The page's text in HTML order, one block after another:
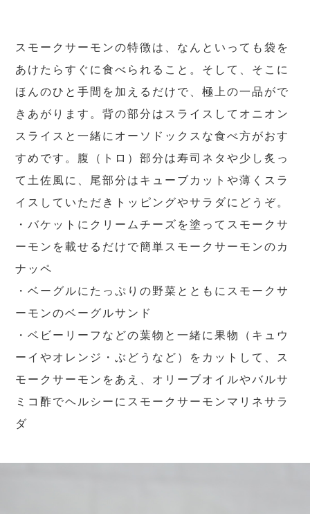
スモークサーモンの特徴は、なんといっても袋を
あけたらすぐに食べられること。そして、そこに
ほんのひと手間を加えるだけで、極上の一品がで
きあがります。背の部分はスライスしてオニオン
スライスと一緒にオーソドックスな食べ方がおす
すめです。腹（トロ）部分は寿司ネタや少し炙っ
て土佐風に、尾部分はキューブカットや薄くスラ
イスしていただきトッピングやサラダにどうぞ。
・バケットにクリームチーズを塗ってスモークサ
ーモンを載せるだけで簡単スモークサーモンのカ
ナッペ
・ベーグルにたっぷりの野菜とともにスモークサ
ーモンのベーグルサンド
・ベビーリーフなどの葉物と一緒に果物（キュウ
ーイやオレンジ・ぶどうなど）をカットして、ス
モークサーモンをあえ、オリーブオイルやバルサ
ミコ酢でヘルシーにスモークサーモンマリネサラ
ダ